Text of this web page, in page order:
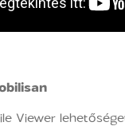
Viewer